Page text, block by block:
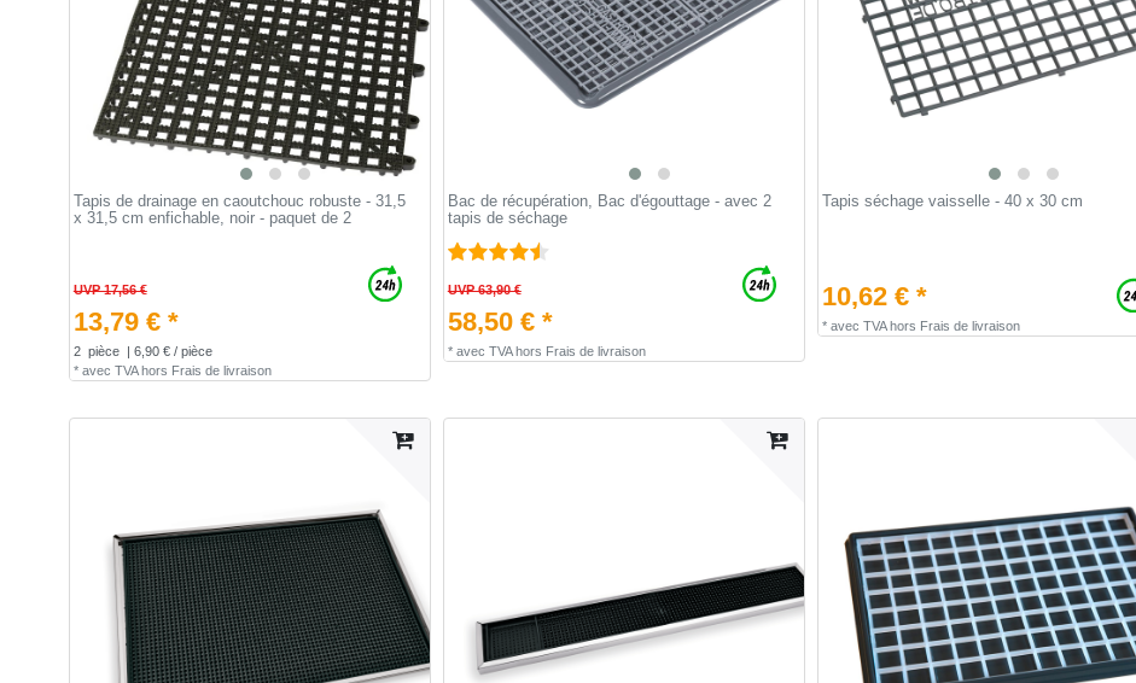
Tapis de drainage en caoutchouc robuste - 31,5
x 31,5 cm enfichable, noir - paquet de 2
UVP 17,56 €
13,79 € *
2 pièce
| 6,90 € / pièce
* avec TVAhors Frais de livraison
Bac de récupération, Bac d'égouttage - avec 2
tapis de séchage
UVP 63,90 €
58,50 € *
* avec TVAhors Frais de livraison
Tapis séchage vaisselle - 40 x 30 cm
10,62 € *
* avec TVAhors Frais de livraison